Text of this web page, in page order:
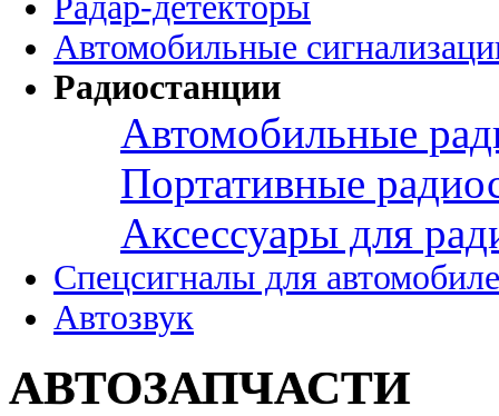
Автомобильные
Радиостанции
Автомобильные
Портативные
Аксессуары для
Спецсигналы для
Автозвук
АВТОЗАПЧАСТИ